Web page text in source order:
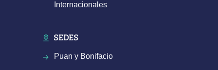
Internacionales
SEDES
Puan y Bonifacio